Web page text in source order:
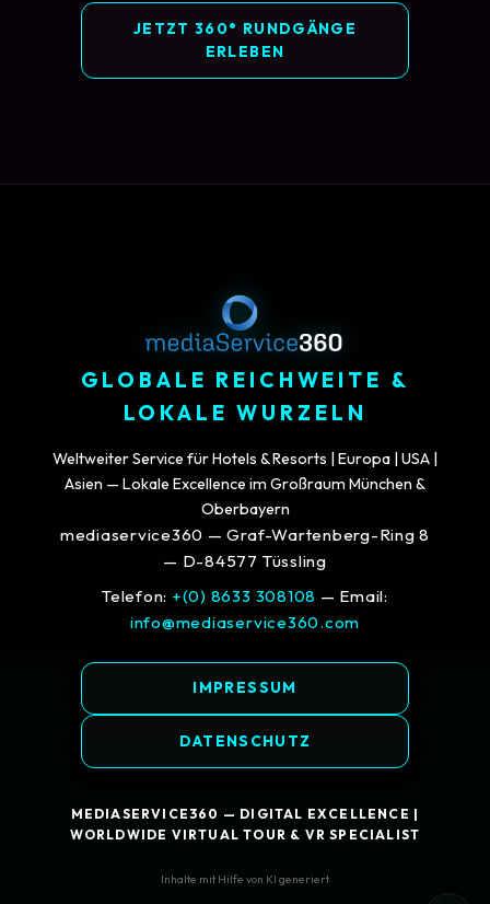
JETZT 360° RUNDGÄNGE
ERLEBEN
GLOBALE REICHWEITE &
LOKALE WURZELN
Weltweiter Service für Hotels & Resorts | Europa | USA |
Asien — Lokale Excellence im Großraum München &
Oberbayern
mediaservice360 — Graf-Wartenberg-Ring 8
— D-84577 Tüssling
Telefon: +(0) 8633 308108 — Email:
info@mediaservice360.com
IMPRESSUM
DATENSCHUTZ
MEDIASERVICE360 — DIGITAL EXCELLENCE |
WORLDWIDE VIRTUAL TOUR & VR SPECIALIST
Inhalte mit Hilfe von KI generiert